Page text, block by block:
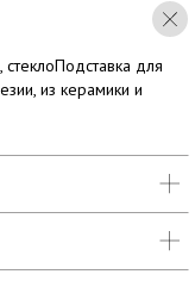
для
из керамики и